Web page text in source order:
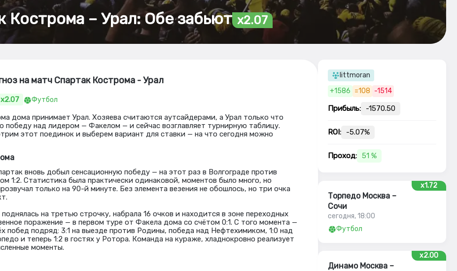
Кострома – Урал: Обе забьют x2.07
на матч Спартак Кострома - Урал
x2.07 Футбол
дома принимает Урал. Хозяева считаются аутсайдерами, а Урал только что
победу над лидером — Факелом — и сейчас возглавляет турнирную таблицу.
этот поединок и выберем вариант для ставки — на что сегодня можно
вновь добыл сенсационную победу — на этот раз в Волгограде против
1:2. Статистика была практически одинаковой, моментов было много, но
только на 90-й минуте. Без элемента везения не обошлось, но три очка
на третью строчку, набрала 16 очков и находится в зоне переходных
поражение — в первом туре от Факела дома со счётом 0:1. С того момента —
побед подряд: 3:1 на выезде против Родины, победа над Нефтехимиком, 1:0 над
и теперь 1:2 в гостях у Ротора. Команда на кураже, хладнокровно реализует
моменты.
littmoran
+1586 =108 -1514
Прибыль: -1570.50
ROI: -5.07%
Проход: 51 %
x1.72
Торпедо Москва –
Сочи
сегодня, 18:00
Футбол
x2.00
Динамо Москва –